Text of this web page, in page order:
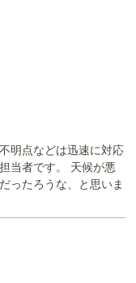
明点などは迅速に対応
当者です。 天候が悪
ったろうな、と思いま